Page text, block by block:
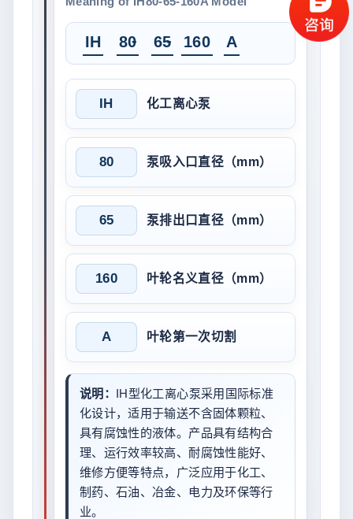
IH 80 65 160 A
- -
IH 化工离心泵
80 泵吸入口直径（mm）
65 泵排出口直径（mm）
160 叶轮名义直径（mm）
A 叶轮第一次切割
说明： IH型化工离心泵采用国际标准
化设计，适用于输送不含固体颗粒、
具有腐蚀性的液体。产品具有结构合
理、运行效率较高、耐腐蚀性能好、
维修方便等特点，广泛应用于化工、
制药、石油、冶金、电力及环保等行
业。